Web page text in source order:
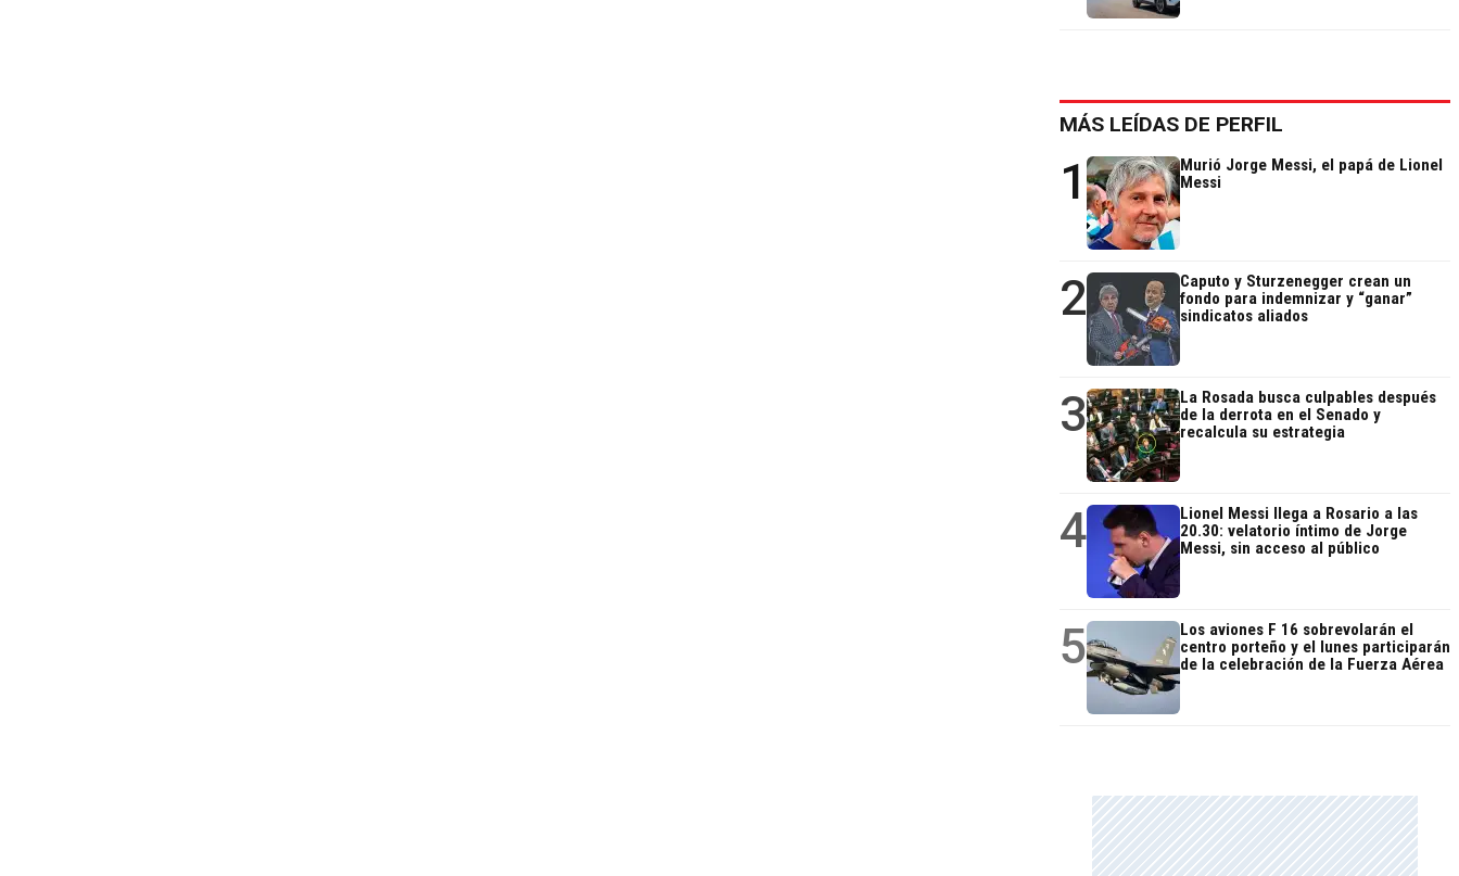
MÁS LEÍDAS DE PERFIL
1
Murió Jorge Messi, el papá de Lionel
Messi
2
Caputo y Sturzenegger crean un
fondo para indemnizar y “ganar”
sindicatos aliados
3
La Rosada busca culpables después
de la derrota en el Senado y
recalcula su estrategia
4
Lionel Messi llega a Rosario a las
20.30: velatorio íntimo de Jorge
Messi, sin acceso al público
5
Los aviones F 16 sobrevolarán el
centro porteño y el lunes participarán
de la celebración de la Fuerza Aérea